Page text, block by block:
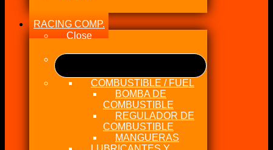
RACING COMP.
Close
COMBUSTIBLE / FUEL
BOMBA DE
COMBUSTIBLE
REGULADOR DE
COMBUSTIBLE
MANGUERAS